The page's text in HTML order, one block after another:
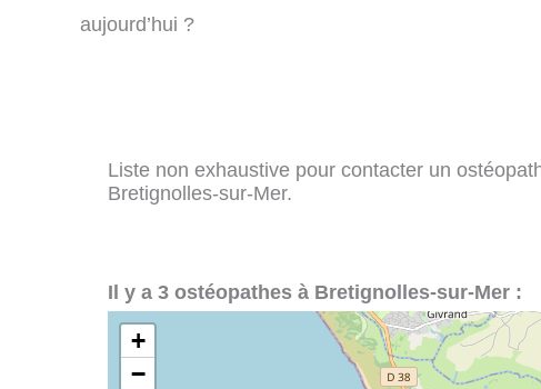
aujourd’hui ?
Liste non exhaustive pour contacter un
Bretignolles-sur-Mer.
Il y a 3 ostéopathes à Bretignolles-sur-Mer :
+
−